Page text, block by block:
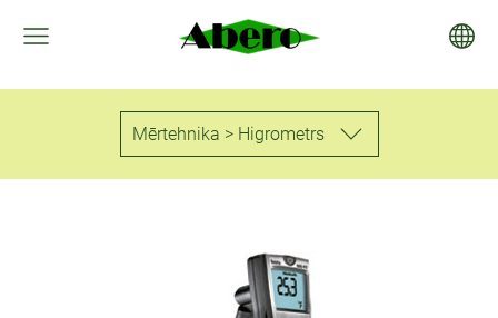
Mērtehnika > Higrometrs